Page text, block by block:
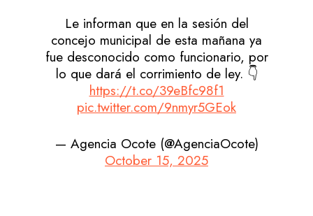
Le informan que en la sesión del
concejo municipal de esta mañana ya
fue desconocido como funcionario, por
lo que dará el corrimiento de ley. 👇
https://t.co/39eBfc98f1
pic.twitter.com/9nmyr5GEok
— Agencia Ocote (@AgenciaOcote)
October 15, 2025